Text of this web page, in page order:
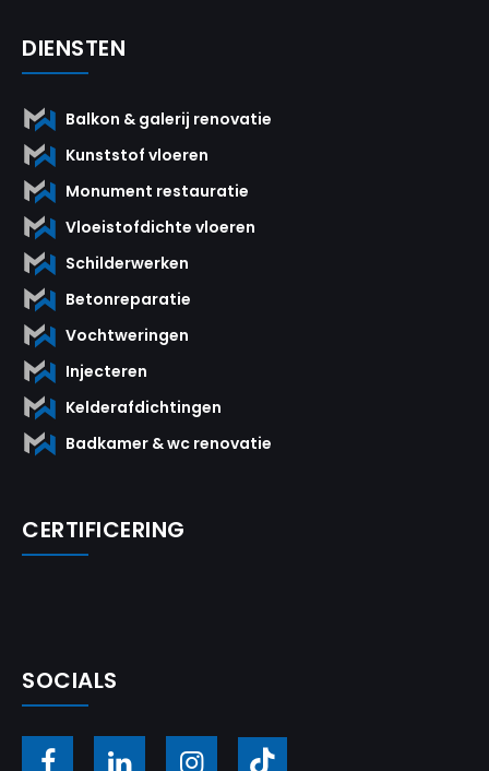
DIENSTEN
Balkon & galerij renovatie
Kunststof vloeren
Monument restauratie
Vloeistofdichte vloeren
Schilderwerken
Betonreparatie
Vochtweringen
Injecteren
Kelderafdichtingen
Badkamer & wc renovatie
CERTIFICERING
SOCIALS